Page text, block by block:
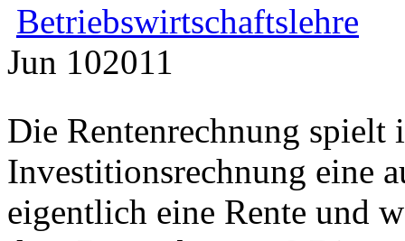
Betriebswirtschaftslehre
Jun 102011
Die Rentenrechnung spielt
Investitionsrechnung eine
eigentlich eine Rente und